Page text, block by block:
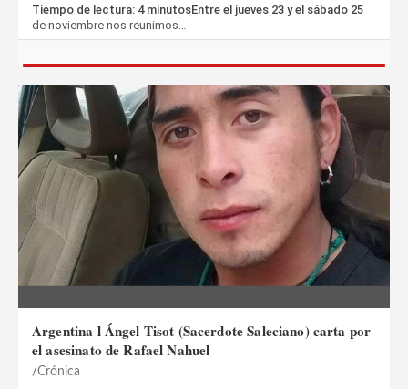
Tiempo de lectura: 4 minutosEntre el jueves 23 y el sábado 25
de noviembre nos reunimos…
Argentina l Ángel Tisot (Sacerdote Saleciano) carta por
el asesinato de Rafael Nahuel
Crónica